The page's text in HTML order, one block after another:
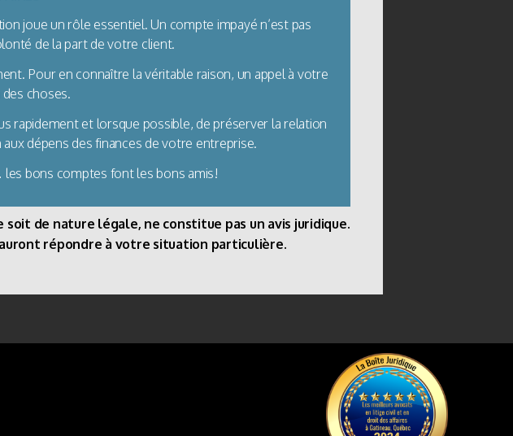
joue un rôle essentiel. Un compte impayé n’est pas
de la part de votre client.
Pour en connaître la véritable raison, un appel à votre
choses.
rapidement et lorsque possible, de préserver la relation
dépens des finances de votre entreprise.
bons comptes font les bons amis!
de nature légale, ne constitue pas un avis juridique.
répondre à votre situation particulière.